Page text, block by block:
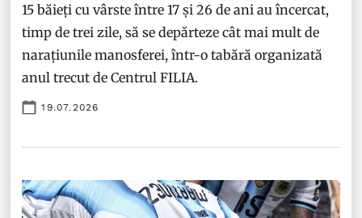
15 băieți cu vârste între 17 și 26 de ani au încercat,
timp de trei zile, să se depărteze cât mai mult de
narațiunile manosferei, într-o tabără organizată
anul trecut de Centrul FILIA.
19.07.2026